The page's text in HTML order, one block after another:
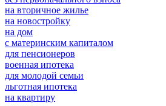
на вторичное жилье
на новостройку
на дом
с материнским капиталом
для пенсионеров
военная ипотека
для молодой семьи
льготная ипотека
на квартиру